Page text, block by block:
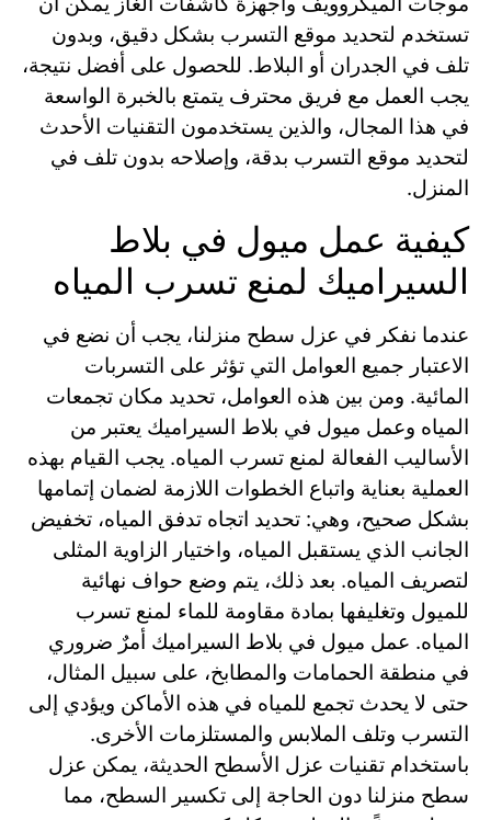
تستخدم لتحديد موقع التسرب بشكل دقيق، وبدون
تلف في الجدران أو البلاط. للحصول على أفضل نتيجة،
يجب العمل مع فريق محترف يتمتع بالخبرة الواسعة
في هذا المجال، والذين يستخدمون التقنيات الأحدث
لتحديد موقع التسرب بدقة، وإصلاحه بدون تلف في
المنزل.
كيفية عمل ميول في بلاط
السيراميك لمنع تسرب المياه
عندما نفكر في عزل سطح منزلنا، يجب أن نضع في
الاعتبار جميع العوامل التي تؤثر على التسربات
المائية. ومن بين هذه العوامل، تحديد مكان تجمعات
المياه وعمل ميول في بلاط السيراميك يعتبر من
الأساليب الفعالة لمنع تسرب المياه. يجب القيام بهذه
العملية بعناية واتباع الخطوات اللازمة لضمان إتمامها
بشكل صحيح، وهي: تحديد اتجاه تدفق المياه، تخفيض
الجانب الذي يستقبل المياه، واختيار الزاوية المثلى
لتصريف المياه. بعد ذلك، يتم وضع حواف نهائية
للميول وتغليفها بمادة مقاومة للماء لمنع تسرب
المياه. عمل ميول في بلاط السيراميك أمرٌ ضروري
في منطقة الحمامات والمطابخ، على سبيل المثال،
حتى لا يحدث تجمع للمياه في هذه الأماكن ويؤدي إلى
التسرب وتلف الملابس والمستلزمات الأخرى.
باستخدام تقنيات عزل الأسطح الحديثة، يمكن عزل
سطح منزلنا دون الحاجة إلى تكسير السطح، مما